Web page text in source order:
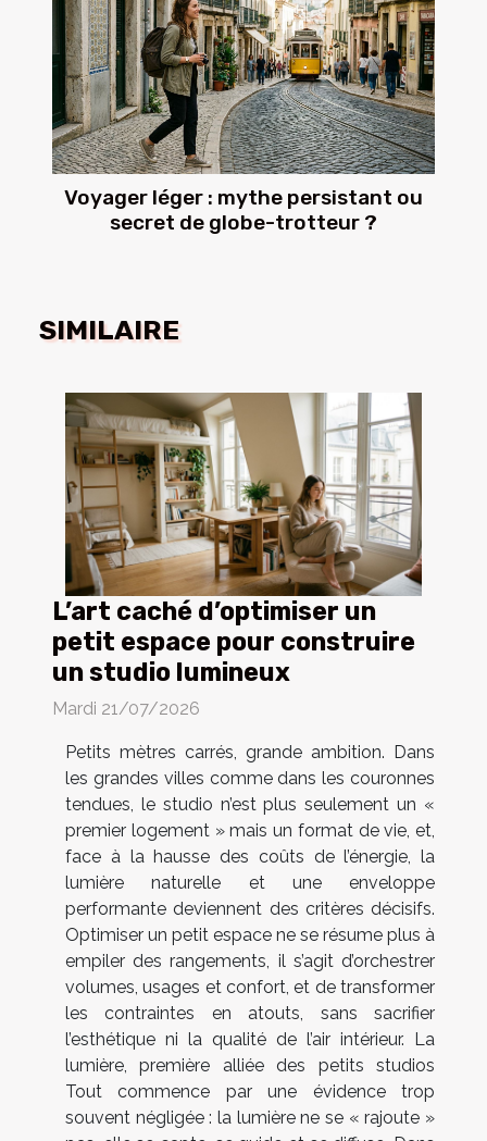
Voyager léger : mythe persistant ou
secret de globe-trotteur ?
SIMILAIRE
L’art caché d’optimiser un
petit espace pour construire
un studio lumineux
Mardi 21/07/2026
Petits mètres carrés, grande ambition. Dans
les grandes villes comme dans les couronnes
tendues, le studio n’est plus seulement un «
premier logement » mais un format de vie, et,
face à la hausse des coûts de l’énergie, la
lumière naturelle et une enveloppe
performante deviennent des critères décisifs.
Optimiser un petit espace ne se résume plus à
empiler des rangements, il s’agit d’orchestrer
volumes, usages et confort, et de transformer
les contraintes en atouts, sans sacrifier
l’esthétique ni la qualité de l’air intérieur. La
lumière, première alliée des petits studios
Tout commence par une évidence trop
souvent négligée : la lumière ne se « rajoute »